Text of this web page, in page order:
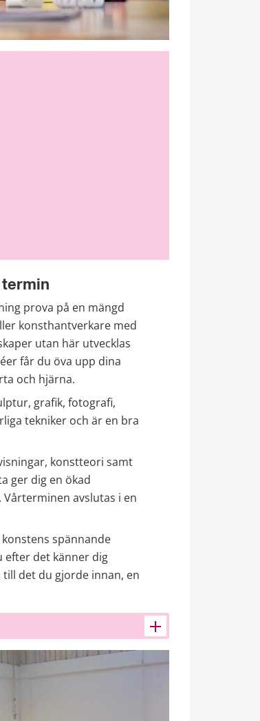
prova på en mängd
konsthantverkare med
utan här utvecklas
får du öva upp dina
och hjärna.
grafik, fotografi,
tekniker och är en bra
konstteori samt
ger dig en ökad
avslutas i en
spännande
efter det känner dig
det du gjorde innan, en